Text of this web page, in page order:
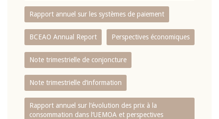
Rapport annuel sur les systèmes de paiement
BCEAO Annual Report Perspectives économiques
Note trimestrielle de conjoncture
Note trimestrielle d‘information
Rapport annuel sur l‘évolution des prix à la
consommation dans l‘UEMOA et perspectives